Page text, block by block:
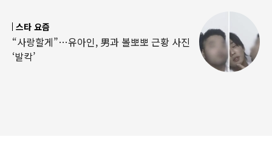
스타 요즘
“사랑할게”…유아인, 男과 볼뽀뽀 근황 사진
‘발칵’